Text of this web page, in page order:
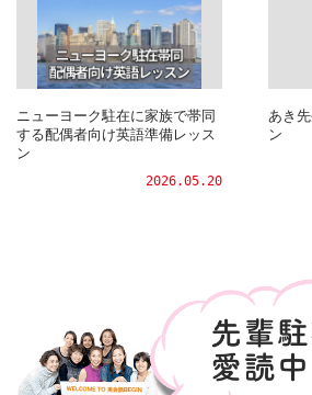
ニューヨーク駐在に家族で帯同
する配偶者向け英語準備レッス
ン
2026.05.20
あき
ン